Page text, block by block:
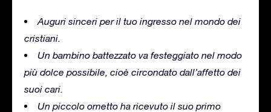
Auguri sinceri per il tuo ingresso nel mondo dei
cristiani.
Un bambino battezzato va festeggiato nel modo
più dolce possibile, cioè circondato dall’affetto dei
suoi cari.
Un piccolo ometto ha ricevuto il suo primo